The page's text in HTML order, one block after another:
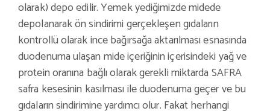
olarak) depo edilir. Yemek yediğimizde midede
depolanarak ön sindirimi gerçekleşen gıdaların
kontrollü olarak ince bağırsağa aktarılması esnasında
duodenuma ulaşan mide içeriğinin içerisindeki yağ ve
protein oranına bağlı olarak gerekli miktarda SAFRA
safra kesesinin kasılması ile duodenuma geçer ve bu
gıdaların sindirimine yardımcı olur. Fakat herhangi